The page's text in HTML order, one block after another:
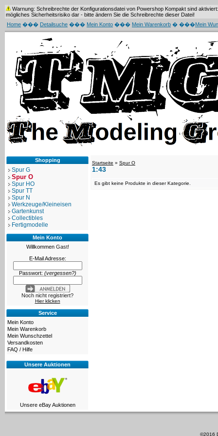
Warnung: Schreibrechte der Konfigurationsdatei von Powershop Kompakt sind
mögliches Sicherheitsrisiko dar - bitte ändern Sie die Schreibrechte dieser Datei!
Home ��� Detailsuche ��� Mein Konto ��� Mein Warenkorb � ���Mein
Shopping
Spur G
Spur O
Spur HO
Spur TT
Spur N
Werkzeuge/Kleineisen
Gartenkunst
Collectibles
Fertigmodelle
Mein Konto
Willkommen Gast!
E-Mail Adresse:
Passwort: (vergessen?)
Noch nicht registriert?
Hier klicken
Service
Mein Konto
Mein Warenkorb
Mein Wunschzettel
Versandkosten
FAQ / Hilfe
Unsere Auktionen
Unsere eBay Auktionen
Startseite » Spur O
1:43
Es gibt keine Produkte in dieser Kategorie.
©2016